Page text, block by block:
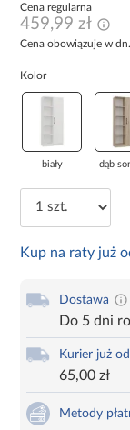
Cena regularna
459,99 zł
Cena obowiązuje w
Kolor
biały dąb
Kup na raty już
Dostawa
Do 5 dni
Kurier już
65,00 zł
Metody